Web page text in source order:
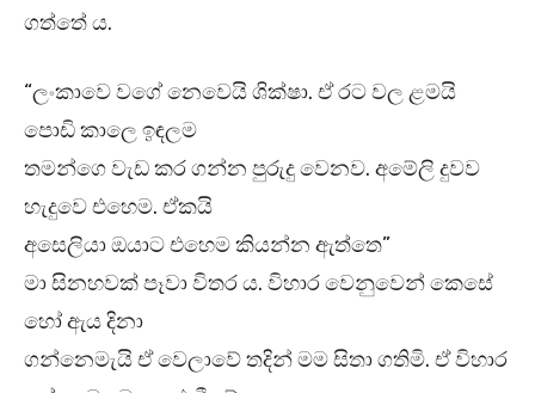
ගත්තේ ය.
“ලංකාවෙ වගේ නෙවෙයි ශික්ෂා. ඒ රට වල ළමයි
පොඩි කාලෙ ඉඳලම
තමන්ගෙ වැඩ කර ගන්න පුරුදු වෙනව. අමේලි දුවව
හැදුවෙ එහෙම. ඒකයි
අසෙලියා ඔයාට එහෙම කියන්න ඇත්තෙ”
මා සිනහවක් පෑවා විතර ය. විහාර වෙනුවෙන් කෙසේ
හෝ ඇය දිනා
ගන්නෙමැයි ඒ වෙලාවේ තදින් මම සිතා ගතිමි. ඒ විහාර